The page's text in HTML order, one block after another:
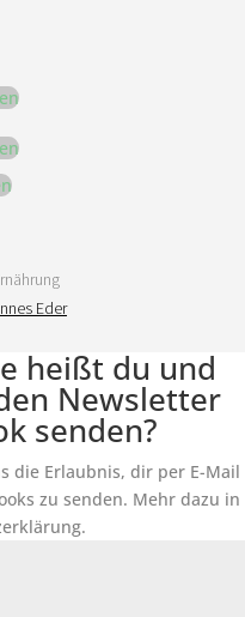
Eder
heißt du und
Newsletter
senden?
die Erlaubnis, dir per E-Mail
zu senden. Mehr dazu in